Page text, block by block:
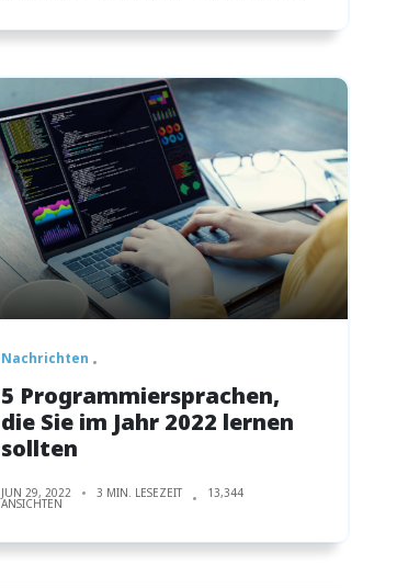
Nachrichten
5 Programmiersprachen,
die Sie im Jahr 2022 lernen
sollten
JUN 29, 2022 3 MIN. LESEZEIT 13,344
ANSICHTEN